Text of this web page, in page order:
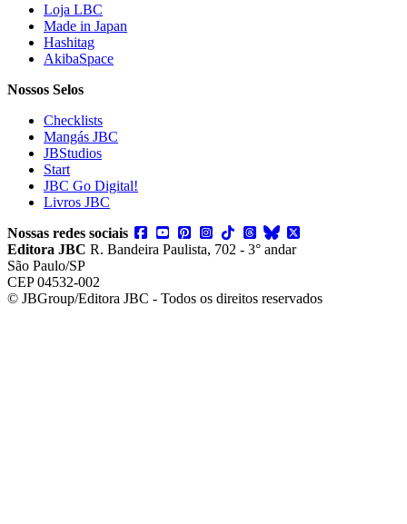
Loja LBC
Made in Japan
Hashitag
AkibaSpace
Nossos Selos
Checklists
Mangás JBC
JBStudios
Start
JBC Go Digital!
Livros JBC
Nossas redes sociais
Editora JBC R. Bandeira Paulista, 702 - 3° andar
São Paulo/SP
CEP 04532-002
© JBGroup/Editora JBC - Todos os direitos reservados